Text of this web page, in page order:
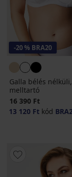
-20 % BRA20
Galla bélés
melltartó
16 390 Ft
13 120 Ft kód